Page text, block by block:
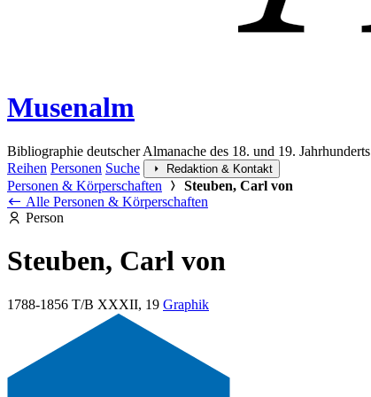
Musenalm
Bibliographie deutscher Almanache des 18. und 19. Jahrhunderts
Reihen Personen Suche Redaktion & Kontakt
Personen & Körperschaften
Steuben, Carl von
Alle Personen & Körperschaften
Person
Steuben, Carl von
1788-1856 T/B XXXII, 19 Graphik